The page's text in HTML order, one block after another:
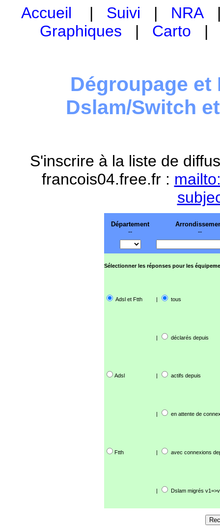
Accueil | Suivi | NRA
Graphiques | Carto
Dégroupage et
Dslam/Switch
S'inscrire à la liste de
francois04.free.fr :
Département
--
--
Sélectionner les réponses pour les
Adsl et Ftth | tous
| déclarés depuis
Adsl | actifs depuis
| en attente de
Ftth | avec connexions
| Dslam migrés